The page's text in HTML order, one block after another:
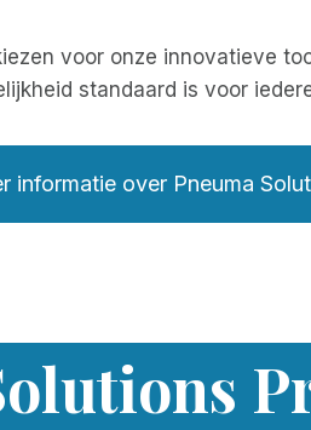
voor onze innovatieve
standaard is voor
informatie over Pneuma